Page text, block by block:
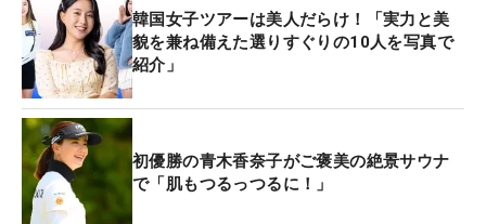
韓国女子ツアーは美人だらけ！「実力と美
貌を兼ね備えた選りすぐりの10人を写真で
紹介」
初優勝の青木香奈子がご褒美の絶景サウナ
で「肌もつるっつるに！」